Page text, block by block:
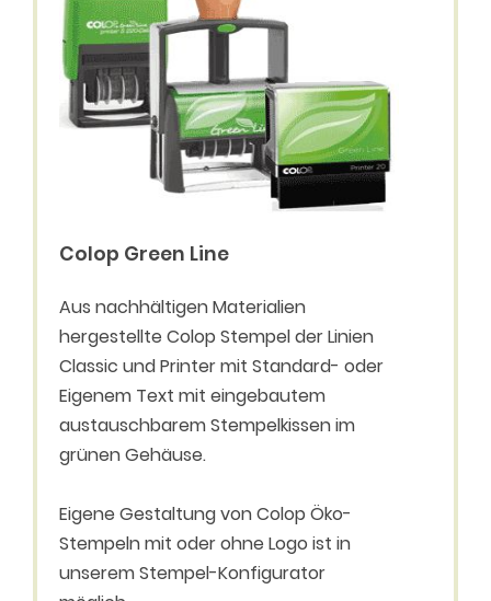
Colop Green Line
Aus nachhältigen Materialien
hergestellte Colop Stempel der Linien
Classic und Printer mit Standard- oder
Eigenem Text mit eingebautem
austauschbarem Stempelkissen im
grünen Gehäuse.
Eigene Gestaltung von Colop Öko-
Stempeln mit oder ohne Logo ist in
unserem Stempel-Konfigurator